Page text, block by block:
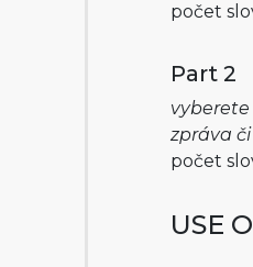
počet
Part 2
vyberete
zpráva
počet
USE